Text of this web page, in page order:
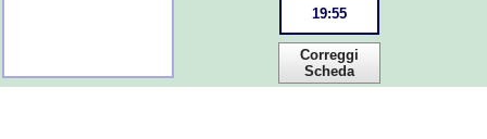
19:55
Correggi
Scheda